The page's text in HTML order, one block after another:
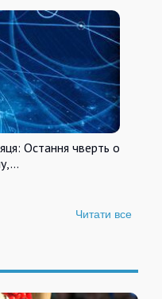
Остання чверть о
Читати все